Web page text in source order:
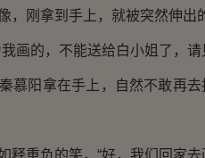
刚拿到手上，就被突然伸出
的，不能送给白小姐了，请
阳拿在手上，自然不敢再去
重负的笑，“好，我们回家去